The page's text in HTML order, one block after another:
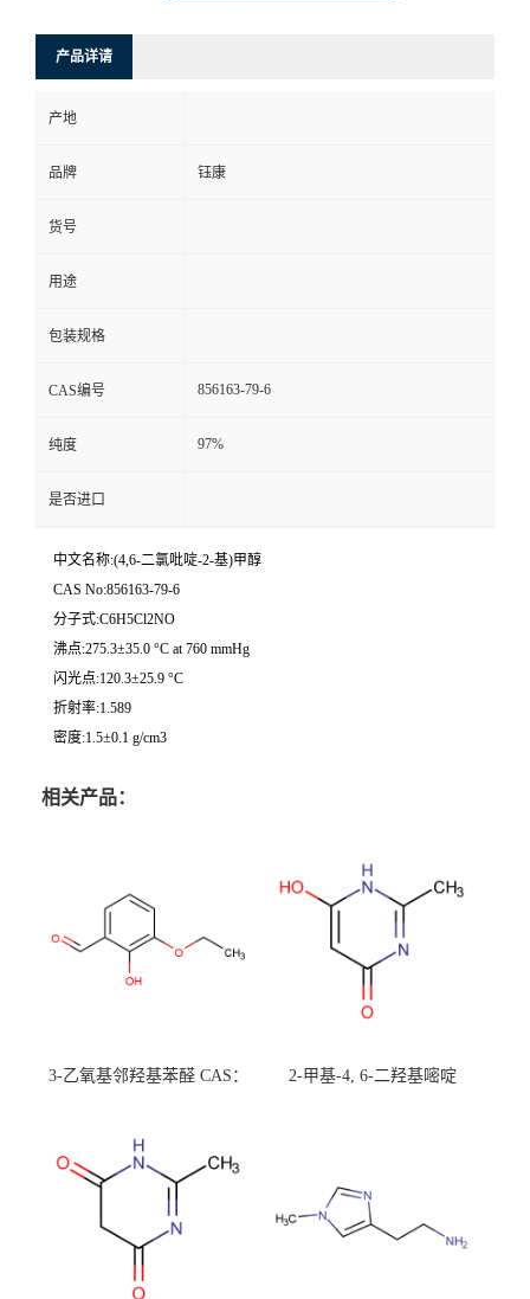
产品详请
产地
品牌 钰康
货号
用途
包装规格
CAS编号 856163-79-6
纯度 97%
是否进口
中文名称:(4,6-二氯吡啶-2-基)甲醇
CAS No:856163-79-6
分子式:C6H5Cl2NO
沸点:275.3±35.0 °C at 760 mmHg
闪光点:120.3±25.9 °C
折射率:1.589
密度:1.5±0.1 g/cm3
相关产品：
3-乙氧基邻羟基苯醛 CAS：
校可先用后付
2-甲基-4, 6-二羟基嘧啶